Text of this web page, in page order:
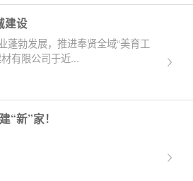
建设
蓬勃发展，推进奉贤全域“美育工
有限公司于近...
“新”家！